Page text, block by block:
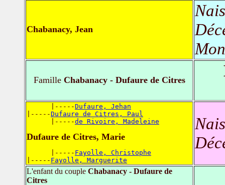
Chabanacy, Jean
FamilleChabanacy - Dufaure de Citres
      |-----
Dufaure, Jehan
|-----Dufaure de Citres, Paul
      |-----
de Rivoire, Madeleine
Dufaure de Citres, Marie
      |-----
Fayolle, Christophe
|----- Fayolle, Marguerite
L'enfant du couple Chabanacy - Dufaure de
Citres